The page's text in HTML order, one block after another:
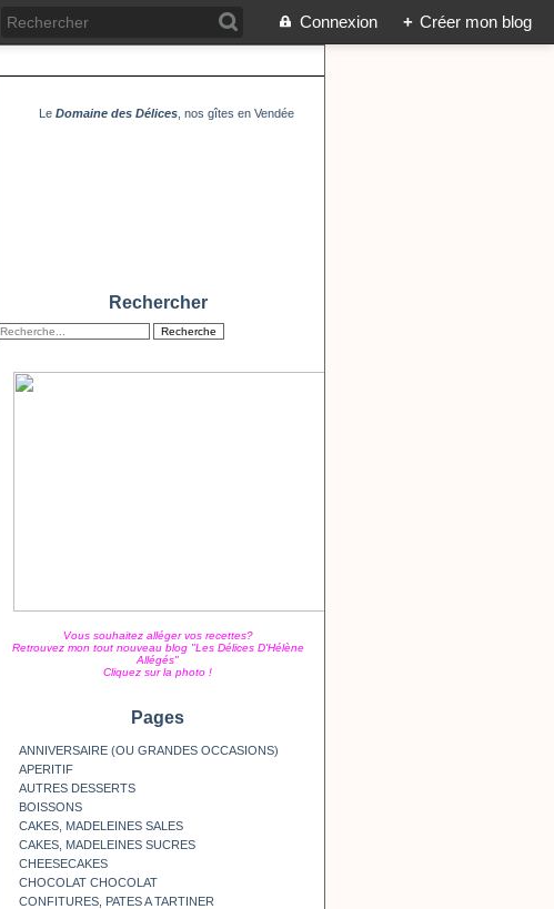
Connexion + Créer mon blog
Le Domaine des Délices, nos gîtes en Vendée
Rechercher
Vous souhaitez alléger vos recettes?
Retrouvez mon tout nouveau blog "Les Délices D'Hélène
Allégés"
Cliquez sur la photo !
Pages
ANNIVERSAIRE (OU GRANDES OCCASIONS)
APERITIF
AUTRES DESSERTS
BOISSONS
CAKES, MADELEINES SALES
CAKES, MADELEINES SUCRES
CHEESECAKES
CHOCOLAT CHOCOLAT
CONFITURES, PATES A TARTINER